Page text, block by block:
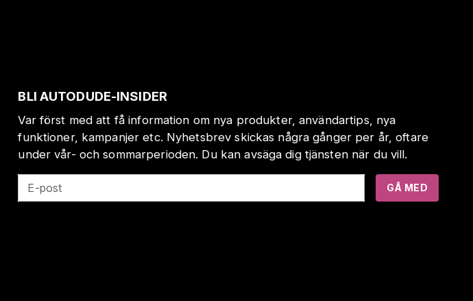
BLI AUTODUDE-INSIDER
Var först med att få information om nya produkter, användartips, nya
funktioner, kampanjer etc. Nyhetsbrev skickas några gånger per år, oftare
under vår- och sommarperioden. Du kan avsäga dig tjänsten när du vill.
E-post GÅ MED